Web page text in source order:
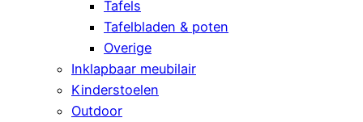
Tafels
Tafelbladen & poten
Overige
Inklapbaar meubilair
Kinderstoelen
Outdoor